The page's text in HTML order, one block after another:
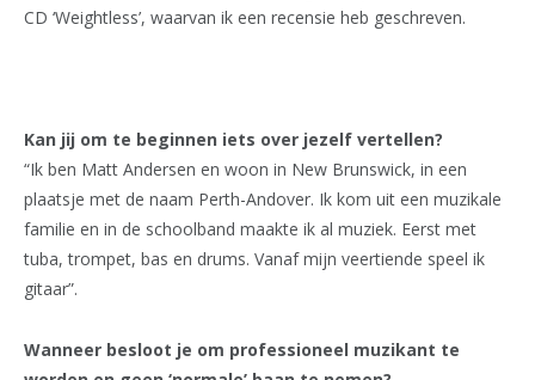
CD ‘Weightless’, waarvan ik een recensie heb geschreven.
Kan jij om te beginnen iets over jezelf vertellen?
“Ik ben Matt Andersen en woon in New Brunswick, in een
plaatsje met de naam Perth-Andover. Ik kom uit een muzikale
familie en in de schoolband maakte ik al muziek. Eerst met
tuba, trompet, bas en drums. Vanaf mijn veertiende speel ik
gitaar”.
Wanneer besloot je om professioneel muzikant te